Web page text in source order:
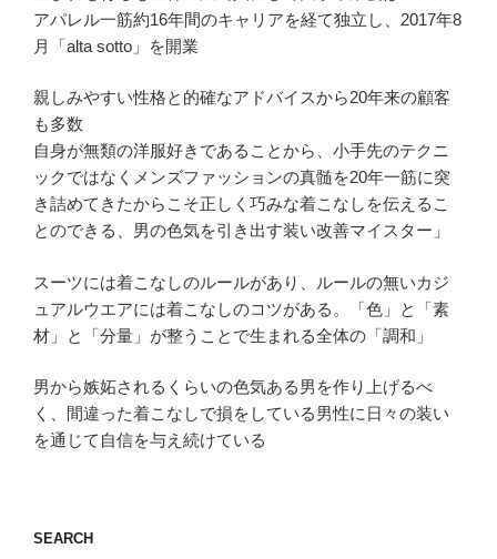
アパレル一筋約16年間のキャリアを経て独立し、2017年8
月「alta sotto」を開業
親しみやすい性格と的確なアドバイスから20年来の顧客
も多数
自身が無類の洋服好きであることから、小手先のテクニ
ックではなくメンズファッションの真髄を20年一筋に突
き詰めてきたからこそ正しく巧みな着こなしを伝えるこ
とのできる、男の色気を引き出す装い改善マイスター」
スーツには着こなしのルールがあり、ルールの無いカジ
ュアルウエアには着こなしのコツがある。「色」と「素
材」と「分量」が整うことで生まれる全体の「調和」
男から嫉妬されるくらいの色気ある男を作り上げるべ
く、間違った着こなしで損をしている男性に日々の装い
を通じて自信を与え続けている
SEARCH